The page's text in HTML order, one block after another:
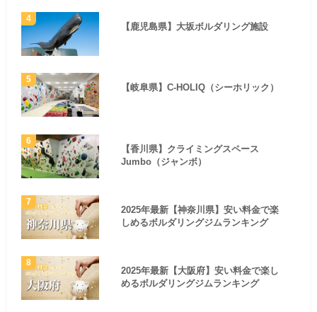
【鹿児島県】大坂ボルダリング施設
【岐阜県】C-HOLIQ（シーホリック）
【香川県】クライミングスペース
Jumbo（ジャンボ）
2025年最新【神奈川県】安い料金で楽
しめるボルダリングジムランキング
2025年最新【大阪府】安い料金で楽し
めるボルダリングジムランキング